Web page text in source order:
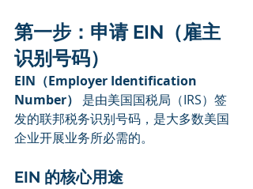
第一步：申请 EIN（雇主
识别号码）
EIN（Employer Identification
Number）
是由美国国税局（IRS）签
发的联邦税务识别号码，是大多数美国
企业开展业务所必需的。
EIN 的核心用途